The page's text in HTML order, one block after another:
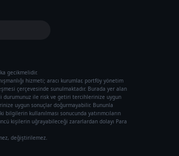
gecikmelidir.
hizmeti; aracı kurumlar, portföy yönetim
çerçevesinde sunulmaktadır. Burada yer alan
durumunuz ile risk ve getiri tercihlerinize uygun
uygun sonuçlar doğurmayabilir. Bununla
kullanılması sonucunda yatırımcıların
kişilerin uğrayabileceği zararlardan dolayı Para
değiştirilemez.